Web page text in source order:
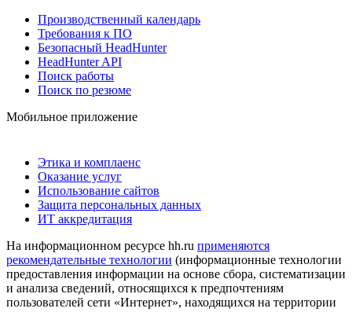
Производственный календарь
Требования к ПО
Безопасный HeadHunter
HeadHunter API
Поиск работы
Поиск по резюме
Мобильное приложение
Этика и комплаенс
Оказание услуг
Использование сайтов
Защита персональных данных
ИТ аккредитация
На информационном ресурсе hh.ru применяются
рекомендательные технологии (информационные технологии
предоставления информации на основе сбора, систематизации
и анализа сведений, относящихся к предпочтениям
пользователей сети «Интернет», находящихся на территории